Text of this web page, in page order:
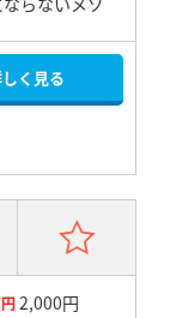
く見る
2,000円